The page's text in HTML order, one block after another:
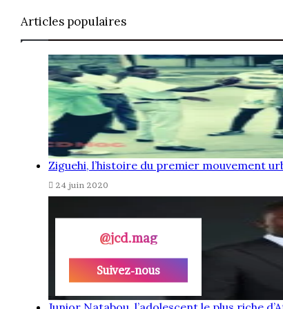
Articles populaires
Ziguehi, l’histoire du premier mouvement
24 juin 2020
@jcd.mag
Suivez-nous